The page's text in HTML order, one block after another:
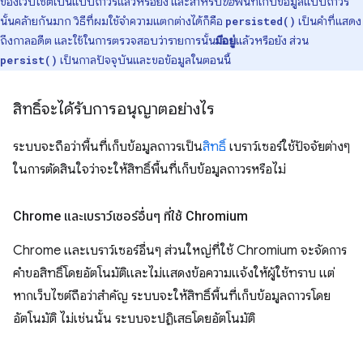
นั้นคล้ายกันมาก วิธีที่ผมใช้จำความแตกต่างได้ก็คือ persisted() เป็นคำที่แสดง
ถึงกาลอดีต และใช้ในการตรวจสอบว่ารายการนั้นมีอยู่แล้วหรือยัง ส่วน
persist() เป็นกาลปัจจุบันและขอข้อมูลในตอนนี้
สิทธิ์จะได้รับการอนุญาตอย่างไร
ระบบจะถือว่าพื้นที่เก็บข้อมูลถาวรเป็นสิทธิ์ เบราว์เซอร์ใช้ปัจจัยต่างๆ
ในการตัดสินใจว่าจะให้สิทธิ์พื้นที่เก็บข้อมูลถาวรหรือไม่
Chrome และเบราว์เซอร์อื่นๆ ที่ใช้ Chromium
Chrome และเบราว์เซอร์อื่นๆ ส่วนใหญ่ที่ใช้ Chromium จะจัดการ
คำขอสิทธิ์โดยอัตโนมัติและไม่แสดงข้อความแจ้งให้ผู้ใช้ทราบ แต่
หากเว็บไซต์ถือว่าสำคัญ ระบบจะให้สิทธิ์พื้นที่เก็บข้อมูลถาวรโดย
อัตโนมัติ ไม่เช่นนั้น ระบบจะปฏิเสธโดยอัตโนมัติ